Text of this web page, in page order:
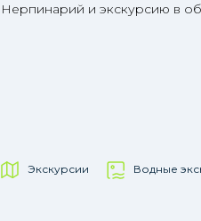
Нерпинарий и экскурсию в
Экскурсии Водные